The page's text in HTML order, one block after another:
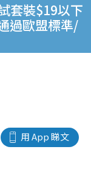
套裝$19以下
過歐盟標準/
用 App 睇文